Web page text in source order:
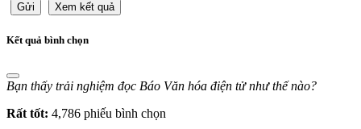
Gửi Xem kết quả
Kết quả bình chọn
Bạn thấy trải nghiệm đọc Báo Văn hóa điện tử như thế nào?
Rất tốt: 4,786 phiếu bình chọn